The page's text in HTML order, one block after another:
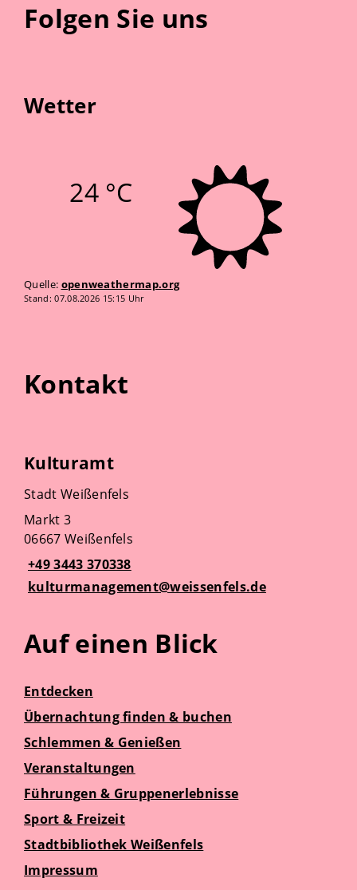
Folgen Sie uns
Wetter
24 °C
Quelle: openweathermap.org
Stand: 07.08.2026 15:15 Uhr
Kontakt
Kulturamt
Stadt Weißenfels
Markt 3
06667 Weißenfels
+49 3443 370338
kulturmanagement@weissenfels.de
Auf einen Blick
Entdecken
Übernachtung finden & buchen
Schlemmen & Genießen
Veranstaltungen
Führungen & Gruppenerlebnisse
Sport & Freizeit
Stadtbibliothek Weißenfels
Impressum